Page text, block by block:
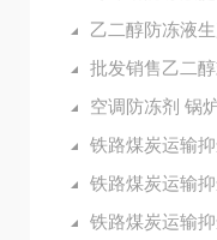
乙二醇防冻液
批发销售乙二
空调防冻剂 锅
铁路煤炭运输
铁路煤炭运输
铁路煤炭运输